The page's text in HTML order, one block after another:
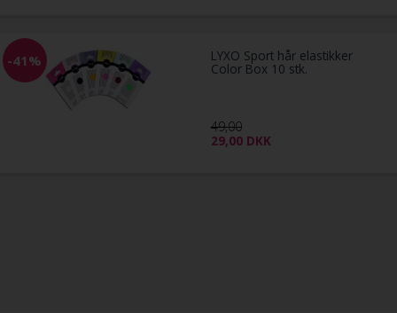
-41% LYXO Sport hår elastikker
Color Box 10 stk.
49,00
29,00 DKK